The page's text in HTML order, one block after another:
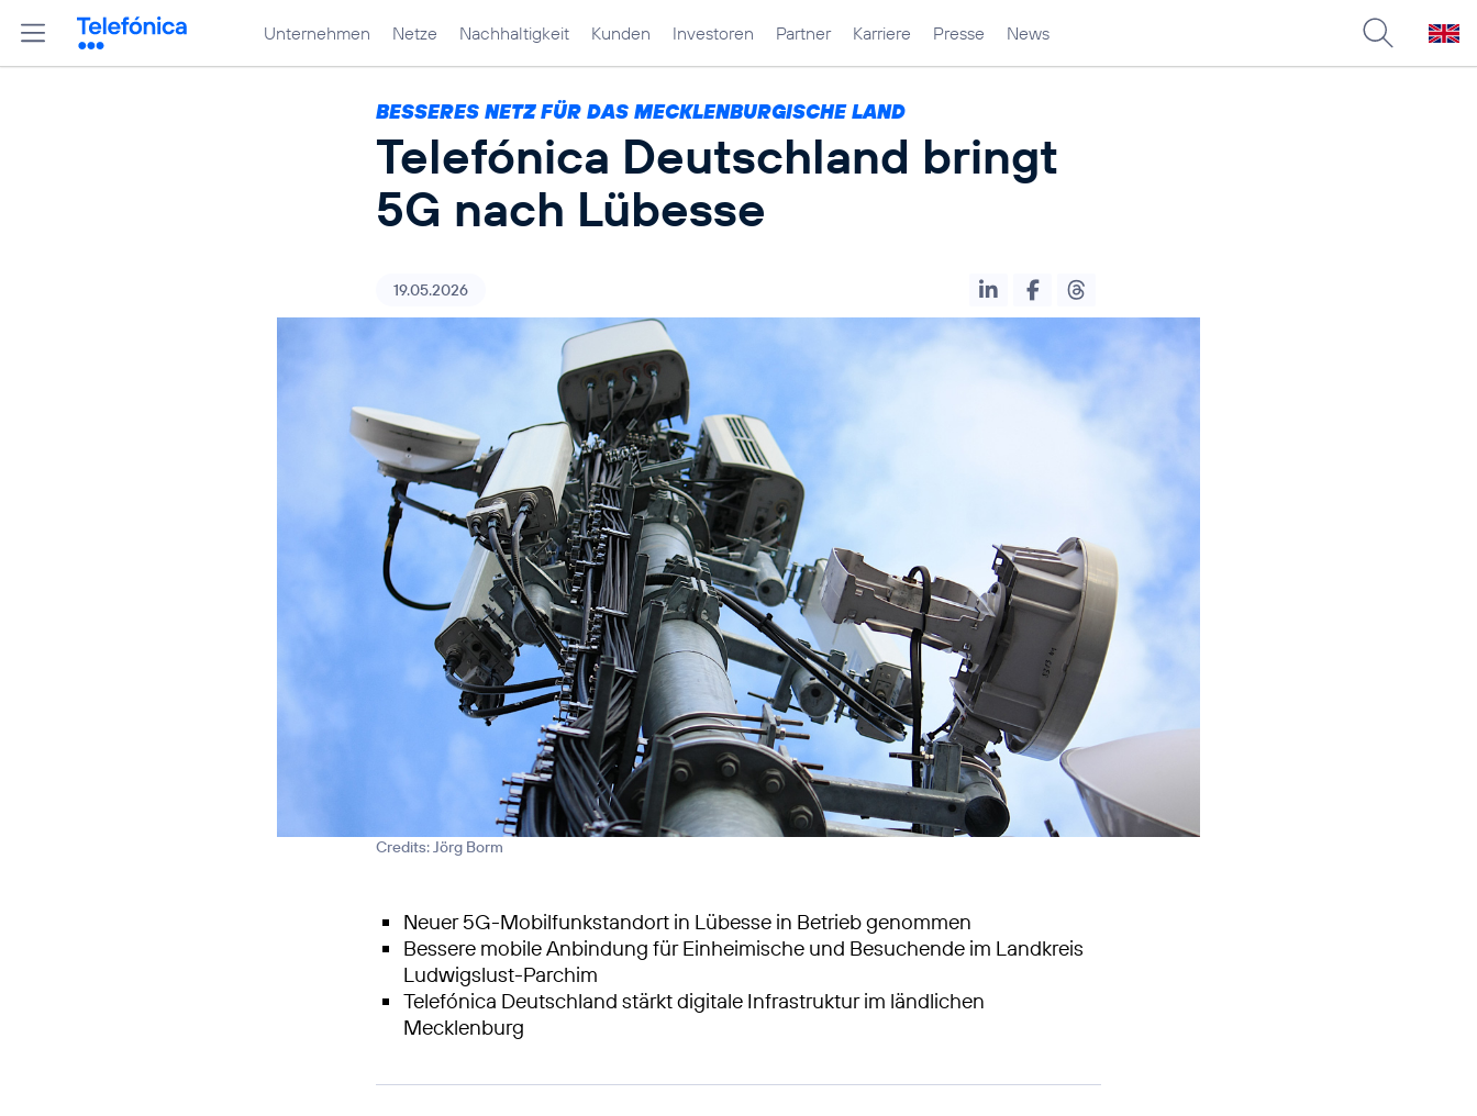
Unternehmen Netze Nachhaltigkeit Kunden Investoren Partner Karriere Presse News
BESSERES NETZ FÜR DAS MECKLENBURGISCHE LAND
Telefónica Deutschland bringt
5G nach Lübesse
19.05.2026
Credits: Jörg Borm
Neuer 5G-Mobilfunkstandort in Lübesse in Betrieb genommen
Bessere mobile Anbindung für Einheimische und Besuchende im Landkreis
Ludwigslust-Parchim
Telefónica Deutschland stärkt digitale Infrastruktur im ländlichen
Mecklenburg